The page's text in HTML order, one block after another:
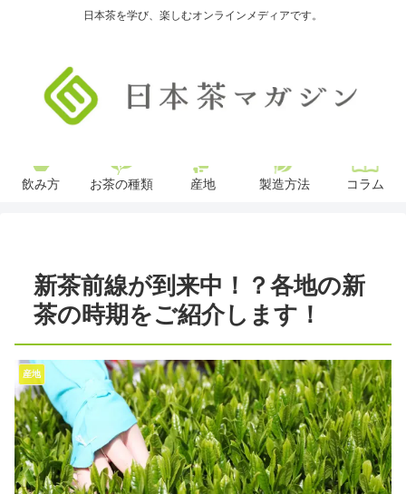
日本茶を学び、楽しむオンラインメディアです。
飲み方 お茶の種類 産地 製造方法 コラム
新茶前線が到来中！？各地の新
茶の時期をご紹介します！
産地